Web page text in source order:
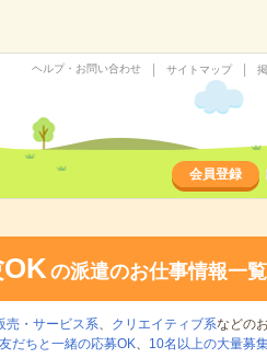
ヘルプ・お問い合わせ サイトマップ
会員登録
の派遣のお仕事情報一覧
売・サービス系、 クリエイティブ系などの
友だちと一緒の応募OK、 10名以上の大量募